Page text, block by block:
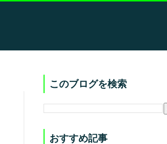
このブログを検索
おすすめ記事